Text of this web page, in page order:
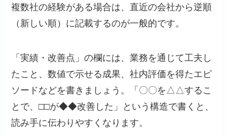
複数社の経験がある場合は、直近の会社から逆順
（新しい順）に記載するのが一般的です。
「実績・改善点」の欄には、業務を通じて工夫し
たこと、数値で示せる成果、社内評価を得たエピ
ソードなどを書きましょう。「〇〇を△△するこ
とで、□□が◆◆改善した」という構造で書くと、
読み手に伝わりやすくなります。